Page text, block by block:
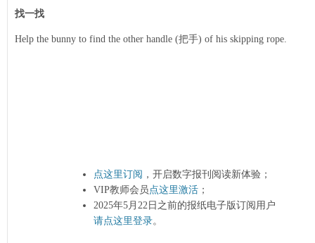
找一找
Help the bunny to find the other handle (把手) of his skipping rope.
点这里订阅 ，开启数字报刊阅读新体验；
VIP教师会员点这里激活 ；
2025年5月22日之前的报纸电子版订阅用户
请点这里登录。